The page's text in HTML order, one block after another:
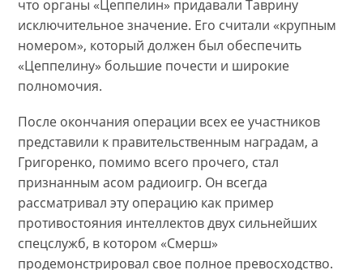
что органы «Цеппелин» придавали Таврину
исключительное значение. Его считали «крупным
номером», который должен был обеспечить
«Цеппелину» большие почести и широкие
полномочия.
После окончания операции всех ее участников
представили к правительственным наградам, а
Григоренко, помимо всего прочего, стал
признанным асом радиоигр. Он всегда
рассматривал эту операцию как пример
противостояния интеллектов двух сильнейших
спецслужб, в котором «Смерш»
продемонстрировал свое полное превосходство.